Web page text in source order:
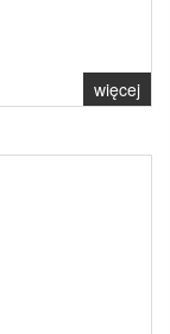
więcej